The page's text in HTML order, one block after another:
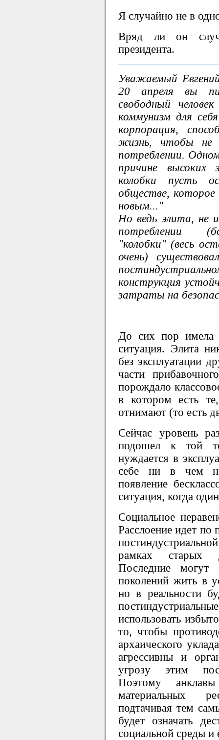
Я случайно не в
Вряд ли он
президента.
Уважаемый
20 апреля вы
свободный
коммунизм для
корпорация,
жизнь, чтобы не
потреблении.
причине высоких
колобки пусть
обществе, которое
новым..."
Но ведь элита, не
потреблении
"колобки" (весь
очень)
конструкция
затраты на
До сих пор имела
ситуация. Элита
без эксплуатации
части
порождало
в котором есть
отнимают (то есть
Сейчас уровень
подошел к той
нуждается в
себе ни в чем не
появление
ситуация, когда
Социальное
Расслоение идет по
рамках старых
Последние могут
поколений жить в
но в реальности
использовать
то, чтобы
архаического
агрессивны и
угрозу этим
Поэтому
материальных
подтачивая тем
будет означать
социальной среды и